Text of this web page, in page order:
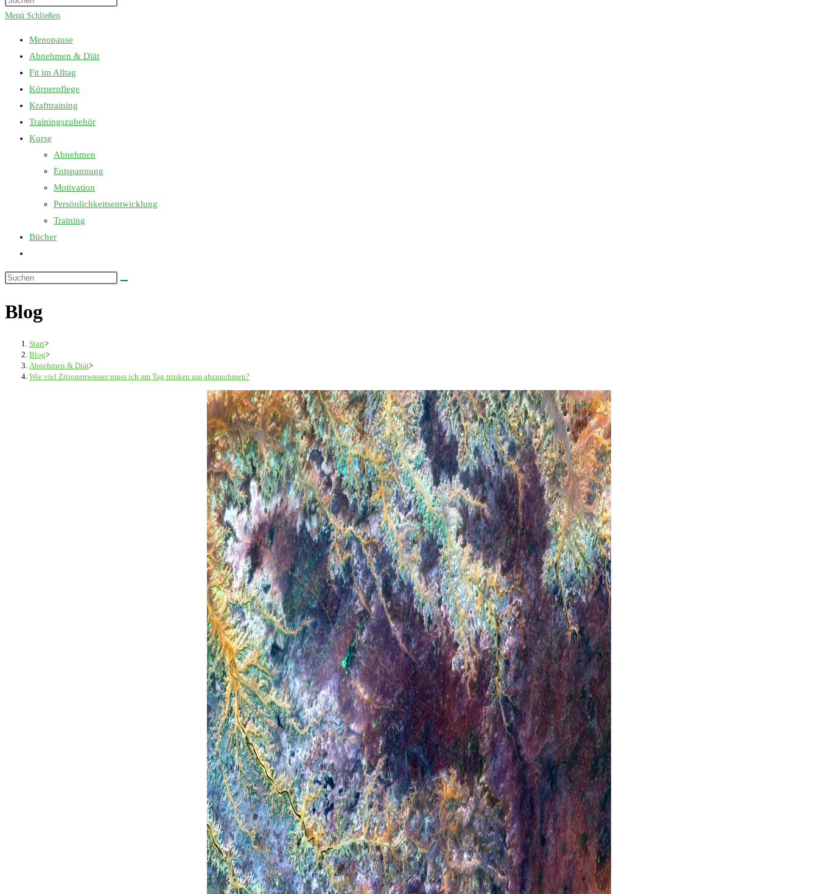
umschalten
Menü Schließen
Menopause
Abnehmen & Diät
Fit im Alltag
Körperpflege
Krafttraining
Trainingszubehör
Kurse
Abnehmen
Entspannung
Motivation
Persönlichkeitsentwicklung
Training
Bücher
umschalten
Diese
durchsuchen
Blog
Start>
Blog>
Abnehmen & Diät>
Wie viel Zitronenwasser muss ich am Tag trinken um abzunehmen?